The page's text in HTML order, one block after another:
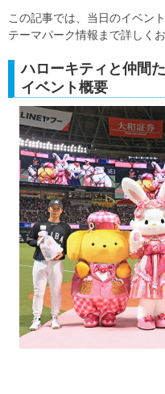
この記事では、当日のイベン
テーマパーク情報まで詳しくお
ハローキティと仲間
イベント概要